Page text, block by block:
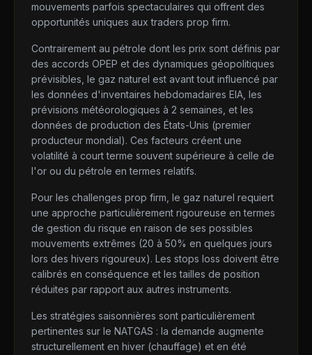
mouvements parfois spectaculaires qui offrent des
opportunités uniques aux traders prop firm.
Contrairement au pétrole dont les prix sont définis par
des accords OPEP et des dynamiques géopolitiques
prévisibles, le gaz naturel est avant tout influencé par
les données d'inventaires hebdomadaires EIA, les
prévisions météorologiques à 2 semaines, et les
données de production des États-Unis (premier
producteur mondial). Ces facteurs créent une
volatilité à court terme souvent supérieure à celle de
l'or ou du pétrole en termes relatifs.
Pour les challenges prop firm, le gaz naturel requiert
une approche particulièrement rigoureuse en termes
de gestion du risque en raison de ses possibles
mouvements extrêmes (20 à 50% en quelques jours
lors des hivers rigoureux). Les stops loss doivent être
calibrés en conséquence et les tailles de position
réduites par rapport aux autres instruments.
Les stratégies saisonnières sont particulièrement
pertinentes sur le NATGAS : la demande augmente
structurellement en hiver (chauffage) et en été